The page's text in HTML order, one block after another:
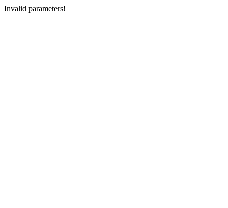
Invalid parameters!